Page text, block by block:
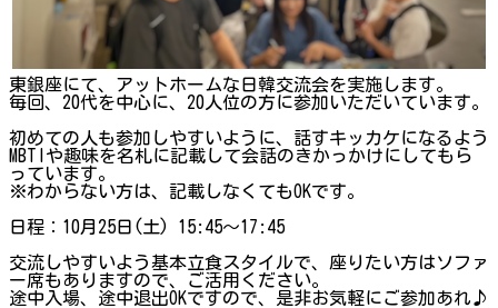
東銀座にて、アットホームな日韓交流会を実施します。
毎回、20代を中心に、20人位の方に参加いただいています。
初めての人も参加しやすいように、話すキッカケになるよう
MBTIや趣味を名札に記載して会話のきかっかけにしてもら
っています。
※わからない方は、記載しなくてもOKです。
日程：10月25日(土) 15:45～17:45
交流しやすいよう基本立食スタイルで、座りたい方はソファ
ー席もありますので、ご活用ください。
途中入場、途中退出OKですので、是非お気軽にご参加あれ♪